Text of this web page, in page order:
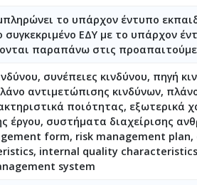
το υπάρχον έντυπο
ΕΔΥ με το υπάρχον
παραπάνω στις
συνέπειες κινδύνου, πηγή
αντιμετώπισης κινδύνων,
ποιότητας, εξωτερικά
έργου, συστήματα διαχείρισης
form, risk management
internal quality
system